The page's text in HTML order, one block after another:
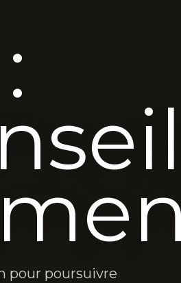
pour poursuivre